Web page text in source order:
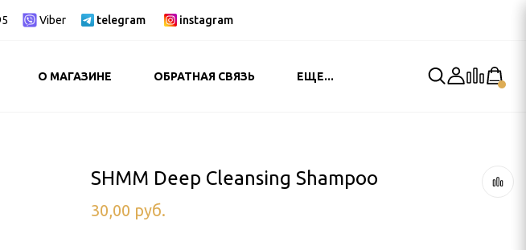
Viber telegram instagram
О МАГАЗИНЕ ОБРАТНАЯ СВЯЗЬ ЕЩЕ...
SHMM Deep Cleansing Shampoo
30,00 руб.